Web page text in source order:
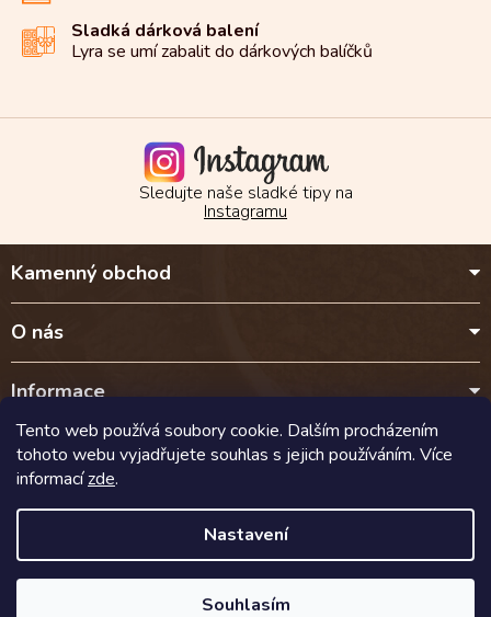
Tento web používá soubory cookie. Dalším procházením
tohoto webu vyjadřujete souhlas s jejich používáním. Více
informacízde.
Nastavení
Souhlasím
ý
p
Sladká dárková balení
Lyra se umí zabalit do dárkových balíčků
Sledujte naše sladké tipy na
Instagramu
p
Kamenný obchod
O nás
Informace
Kontakt
Doprava a platba
Copyright 2026Cokoladalyra.cz. Všechna práva vyhrazena.